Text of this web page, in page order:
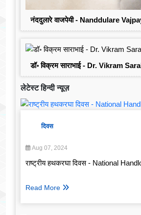
नंददुलारे वाजपेयी - Nanddulare
डॉ॰ विक्रम साराभाई - Dr. Vikram
लेटेस्ट हिन्दी न्यूज़
दिवस
Aug 07, 2024
राष्ट्रीय हथकरघा दिवस - National
Read More